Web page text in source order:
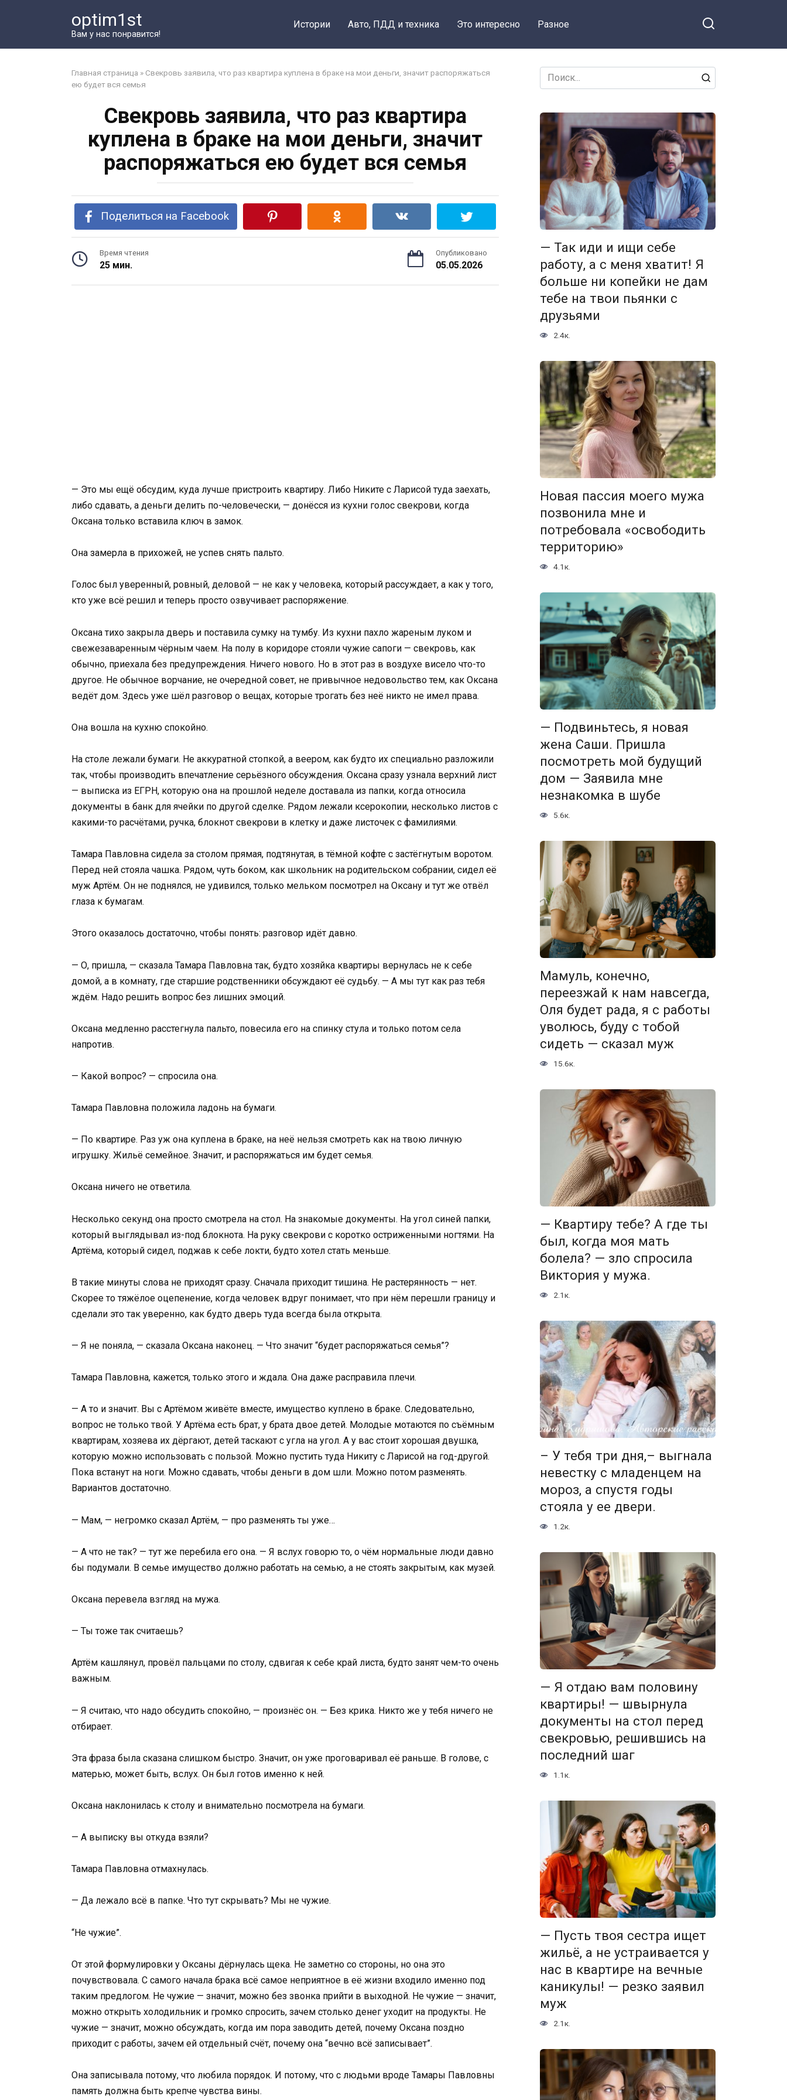
optim1st
Вам у нас понравится!
Истории Авто, ПДД и техника Это интересно Разное
Главная страница » Свекровь заявила, что раз квартира куплена в браке на мои деньги, значит распоряжаться
ею будет вся семья
Свекровь заявила, что раз квартира
куплена в браке на мои деньги, значит
распоряжаться ею будет вся семья
Поделиться на Facebook
Время чтения
25 мин.
Опубликовано
05.05.2026
— Это мы ещё обсудим, куда лучше пристроить квартиру. Либо Никите с Ларисой туда заехать,
либо сдавать, а деньги делить по-человечески, — донёсся из кухни голос свекрови, когда
Оксана только вставила ключ в замок.
Она замерла в прихожей, не успев снять пальто.
Голос был уверенный, ровный, деловой — не как у человека, который рассуждает, а как у того,
кто уже всё решил и теперь просто озвучивает распоряжение.
Оксана тихо закрыла дверь и поставила сумку на тумбу. Из кухни пахло жареным луком и
свежезаваренным чёрным чаем. На полу в коридоре стояли чужие сапоги — свекровь, как
обычно, приехала без предупреждения. Ничего нового. Но в этот раз в воздухе висело что-то
другое. Не обычное ворчание, не очередной совет, не привычное недовольство тем, как Оксана
ведёт дом. Здесь уже шёл разговор о вещах, которые трогать без неё никто не имел права.
Она вошла на кухню спокойно.
На столе лежали бумаги. Не аккуратной стопкой, а веером, как будто их специально разложили
так, чтобы производить впечатление серьёзного обсуждения. Оксана сразу узнала верхний лист
— выписка из ЕГРН, которую она на прошлой неделе доставала из папки, когда относила
документы в банк для ячейки по другой сделке. Рядом лежали ксерокопии, несколько листов с
какими-то расчётами, ручка, блокнот свекрови в клетку и даже листочек с фамилиями.
Тамара Павловна сидела за столом прямая, подтянутая, в тёмной кофте с застёгнутым воротом.
Перед ней стояла чашка. Рядом, чуть боком, как школьник на родительском собрании, сидел её
муж Артём. Он не поднялся, не удивился, только мельком посмотрел на Оксану и тут же отвёл
глаза к бумагам.
Этого оказалось достаточно, чтобы понять: разговор идёт давно.
— О, пришла, — сказала Тамара Павловна так, будто хозяйка квартиры вернулась не к себе
домой, а в комнату, где старшие родственники обсуждают её судьбу. — А мы тут как раз тебя
ждём. Надо решить вопрос без лишних эмоций.
Оксана медленно расстегнула пальто, повесила его на спинку стула и только потом села
напротив.
— Какой вопрос? — спросила она.
Тамара Павловна положила ладонь на бумаги.
— По квартире. Раз уж она куплена в браке, на неё нельзя смотреть как на твою личную
игрушку. Жильё семейное. Значит, и распоряжаться им будет семья.
Оксана ничего не ответила.
Несколько секунд она просто смотрела на стол. На знакомые документы. На угол синей папки,
который выглядывал из-под блокнота. На руку свекрови с коротко остриженными ногтями. На
Артёма, который сидел, поджав к себе локти, будто хотел стать меньше.
В такие минуты слова не приходят сразу. Сначала приходит тишина. Не растерянность — нет.
Скорее то тяжёлое оцепенение, когда человек вдруг понимает, что при нём перешли границу и
сделали это так уверенно, как будто дверь туда всегда была открыта.
— Я не поняла, — сказала Оксана наконец. — Что значит “будет распоряжаться семья”?
Тамара Павловна, кажется, только этого и ждала. Она даже расправила плечи.
— А то и значит. Вы с Артёмом живёте вместе, имущество куплено в браке. Следовательно,
вопрос не только твой. У Артёма есть брат, у брата двое детей. Молодые мотаются по съёмным
квартирам, хозяева их дёргают, детей таскают с угла на угол. А у вас стоит хорошая двушка,
которую можно использовать с пользой. Можно пустить туда Никиту с Ларисой на год-другой.
Пока встанут на ноги. Можно сдавать, чтобы деньги в дом шли. Можно потом разменять.
Вариантов достаточно.
— Мам, — негромко сказал Артём, — про разменять ты уже…
— А что не так? — тут же перебила его она. — Я вслух говорю то, о чём нормальные люди давно
бы подумали. В семье имущество должно работать на семью, а не стоять закрытым, как музей.
Оксана перевела взгляд на мужа.
— Ты тоже так считаешь?
Артём кашлянул, провёл пальцами по столу, сдвигая к себе край листа, будто занят чем-то очень
важным.
— Я считаю, что надо обсудить спокойно, — произнёс он. — Без крика. Никто же у тебя ничего не
отбирает.
Эта фраза была сказана слишком быстро. Значит, он уже проговаривал её раньше. В голове, с
матерью, может быть, вслух. Он был готов именно к ней.
Оксана наклонилась к столу и внимательно посмотрела на бумаги.
— А выписку вы откуда взяли?
Тамара Павловна отмахнулась.
— Да лежало всё в папке. Что тут скрывать? Мы не чужие.
“Не чужие”.
От этой формулировки у Оксаны дёрнулась щека. Не заметно со стороны, но она это
почувствовала. С самого начала брака всё самое неприятное в её жизни входило именно под
таким предлогом. Не чужие — значит, можно без звонка прийти в выходной. Не чужие — значит,
можно открыть холодильник и громко спросить, зачем столько денег уходит на продукты. Не
чужие — значит, можно обсуждать, когда им пора заводить детей, почему Оксана поздно
приходит с работы, зачем ей отдельный счёт, почему она “вечно всё записывает”.
Она записывала потому, что любила порядок. И потому, что с людьми вроде Тамары Павловны
память должна быть крепче чувства вины.
Search
for:
— Так иди и ищи себе
работу, а с меня хватит! Я
больше ни копейки не дам
тебе на твои пьянки с
друзьями
2.4к.
Новая пассия моего мужа
позвонила мне и
потребовала «освободить
территорию»
4.1к.
— Подвиньтесь, я новая
жена Саши. Пришла
посмотреть мой будущий
дом — Заявила мне
незнакомка в шубе
5.6к.
Мамуль, конечно,
переезжай к нам навсегда,
Оля будет рада, я с работы
уволюсь, буду с тобой
сидеть — сказал муж
15.6к.
— Квартиру тебе? А где ты
был, когда моя мать
болела? — зло спросила
Виктория у мужа.
2.1к.
– У тебя три дня,– выгнала
невестку с младенцем на
мороз, а спустя годы
стояла у ее двери.
1.2к.
— Я отдаю вам половину
квартиры! — швырнула
документы на стол перед
свекровью, решившись на
последний шаг
1.1к.
— Пусть твоя сестра ищет
жильё, а не устраивается у
нас в квартире на вечные
каникулы! — резко заявил
муж
2.1к.